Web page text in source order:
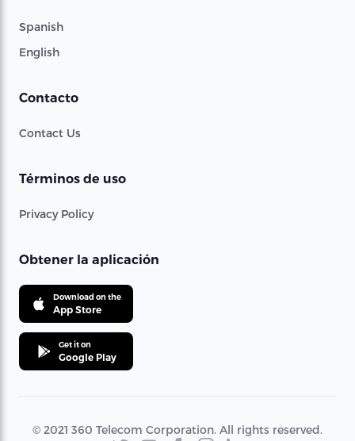
Spanish
English
Contacto
Contact Us
Términos de uso
Privacy Policy
Obtener la aplicación
Download on the
App Store
Get it on
Google Play
© 2021 360 Telecom Corporation. All rights reserved.